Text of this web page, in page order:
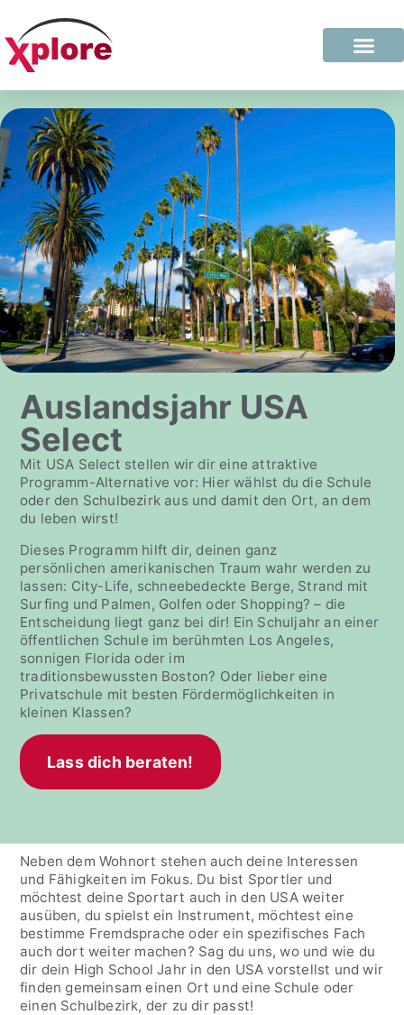
Auslandsjahr USA
Select
Mit USA Select stellen wir dir eine attraktive
Programm-Alternative vor: Hier wählst du die Schule
oder den Schulbezirk aus und damit den Ort, an dem
du leben wirst!
Dieses Programm hilft dir, deinen ganz
persönlichen amerikanischen Traum wahr werden zu
lassen: City-Life, schneebedeckte Berge, Strand mit
Surfing und Palmen, Golfen oder Shopping? – die
Entscheidung liegt ganz bei dir! Ein Schuljahr an einer
öffentlichen Schule im berühmten Los Angeles,
sonnigen Florida oder im
traditionsbewussten Boston? Oder lieber eine
Privatschule mit besten Fördermöglichkeiten in
kleinen Klassen?
Lass dich beraten!
Neben dem Wohnort stehen auch deine Interessen
und Fähigkeiten im Fokus. Du bist Sportler und
möchtest deine Sportart auch in den USA weiter
ausüben, du spielst ein Instrument, möchtest eine
bestimme Fremdsprache oder ein spezifisches Fach
auch dort weiter machen? Sag du uns, wo und wie du
dir dein High School Jahr in den USA vorstellst und wir
finden gemeinsam einen Ort und eine Schule oder
einen Schulbezirk, der zu dir passt!